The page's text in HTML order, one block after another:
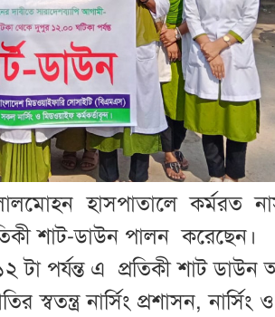
হাসপাতালে কর্মরত
শাট-ডাউন পালন করেছেন।
পর্যন্ত এ প্রতিকী শাট ডাউন
নার্সিং প্রশাসন, নার্সিং